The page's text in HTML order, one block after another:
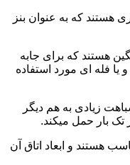
هستند که به عنوان بنز
هستند که برای جابه
یا فله ای مورد استفاده
زیادی به هم دیگر
جابه جایی بار تا 10 تن مناسب هستند و ابعاد اتاق آن